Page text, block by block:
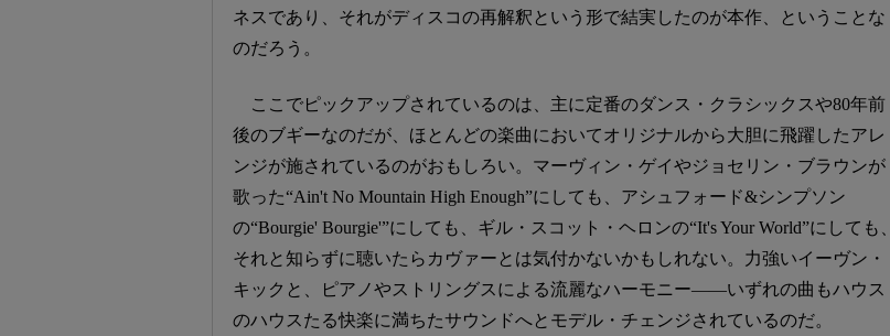
ネスであり、それがディスコの再解釈という形で結実したのが本作、ということな
のだろう。
ここでピックアップされているのは、主に定番のダンス・クラシックスや80年前
後のブギーなのだが、ほとんどの楽曲においてオリジナルから大胆に飛躍したアレ
ンジが施されているのがおもしろい。マーヴィン・ゲイやジョセリン・ブラウンが
歌った“Ain't No Mountain High Enough”にしても、アシュフォード&シンプソン
の“Bourgie' Bourgie'”にしても、ギル・スコット・ヘロンの“It's Your World”にしても、
それと知らずに聴いたらカヴァーとは気付かないかもしれない。力強いイーヴン・
キックと、ピアノやストリングスによる流麗なハーモニー——いずれの曲もハウス
のハウスたる快楽に満ちたサウンドへとモデル・チェンジされているのだ。